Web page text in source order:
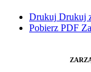
Drukuj Drukuj
Pobierz PDF